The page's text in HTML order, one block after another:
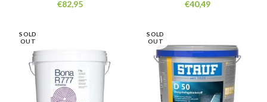
€82,95
€40,49
SOLD
OUT
SOLD
OUT